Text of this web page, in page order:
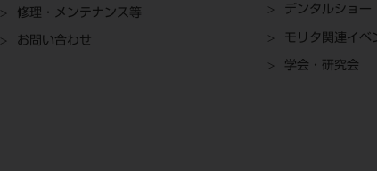
修理・メンテナンス等
お問い合わせ
デンタルショー
モリタ関連イベ
学会・研究会